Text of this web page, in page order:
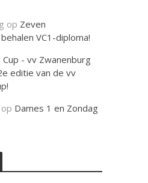
op Zeven
VC1-diploma!
- vv Zwanenburg
editie van de vv
op Dames 1 en Zondag